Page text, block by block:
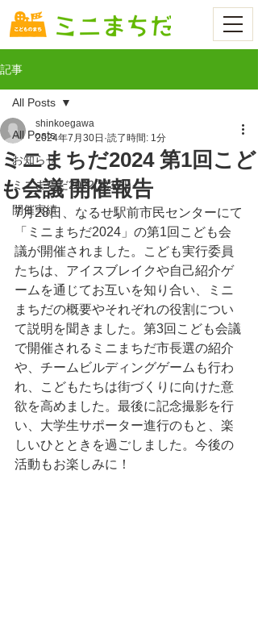
記事
All Posts
お知らせ
ミニまちだ2022(第1回)
開催実績
All Posts
ミニまちだ2024 第1回こど
も会議 開催報告
shinkoegawa
2024年7月30日 読了時間: 1分
7月28日、なるせ駅前市民センターにて
「ミニまちだ2024」の第1回こども会
議が開催されました。こども実行委員
たちは、アイスブレイクや自己紹介ゲ
ームを通じてお互いを知り合い、ミニ
まちだの概要やそれぞれの役割につい
て説明を聞きました。第3回こども会議
で開催されるミニまちだ市長選の紹介
や、チームビルディングゲームも行わ
れ、こどもたちは街づくりに向けた意
欲を高めました。最後に記念撮影を行
い、大学生サポーター進行のもと、楽
しいひとときを過ごしました。今後の
活動もお楽しみに！